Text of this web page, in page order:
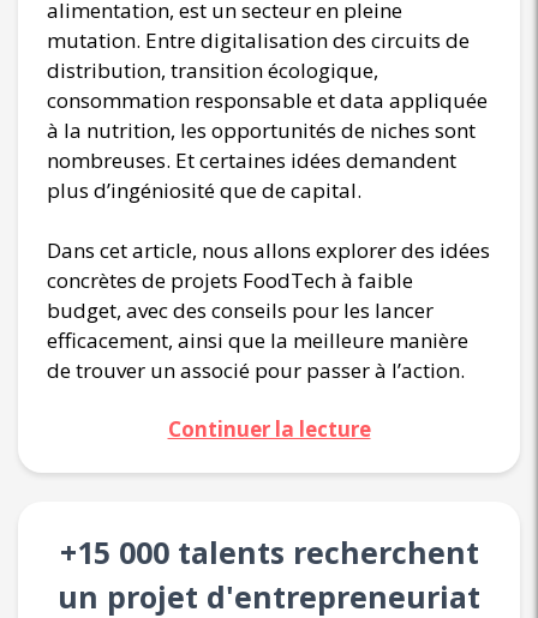
alimentation, est un secteur en pleine
mutation. Entre digitalisation des circuits de
distribution, transition écologique,
consommation responsable et data appliquée
à la nutrition, les opportunités de niches sont
nombreuses. Et certaines idées demandent
plus d’ingéniosité que de capital.
Dans cet article, nous allons explorer des idées
concrètes de projets FoodTech à faible
budget, avec des conseils pour les lancer
efficacement, ainsi que la meilleure manière
de trouver un associé pour passer à l’action.
Continuer la lecture
+15 000 talents recherchent
un projet d'entrepreneuriat